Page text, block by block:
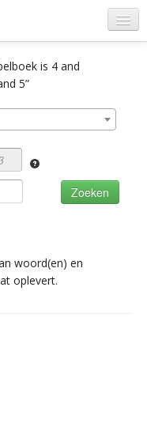
is 4 and
5”
woord(en) en
oplevert.